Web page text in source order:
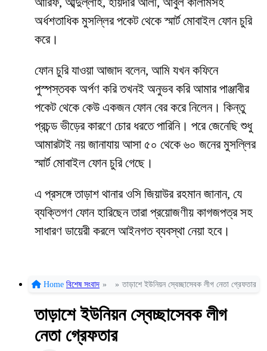
অর্ধশতাধিক মুসল্লির পকেট থেকে স্মার্ট মোবাইল ফোন চুরি
করে।
ফোন চুরি যাওয়া আজাদ বলেন, আমি যখন কফিনে
পুস্পস্তবক অর্পণ করি তখনই অনুভব করি আমার পাঞ্জাবীর
পকেট থেকে কেউ একজন ফোন বের করে নিলেন। কিন্তু
প্রচন্ড ভীড়ের কারণে চোর ধরতে পারিনি। পরে জেনেছি শুধু
আমারটাই নয় জানাযায় আসা ৫০ থেকে ৬০ জনের মুসল্লির
স্মার্ট মোবাইল ফোন চুরি গেছে।
এ প্রসঙ্গে তাড়াশ থানার ওসি জিয়াউর রহমান জানান, যে
ব্যক্তিগণ ফোন হারিছেন তারা প্রয়োজণীয় কাগজপত্র সহ
সাধারণ ডায়েরী করলে আইনগত ব্যবস্থা নেয়া হবে।
Home বিশেষ সংবাদ » » তাড়াশে ইউনিয়ন স্বেচ্ছাসেবক লীগ নেতা গ্রেফতার
তাড়াশে ইউনিয়ন স্বেচ্ছাসেবক লীগ
নেতা গ্রেফতার